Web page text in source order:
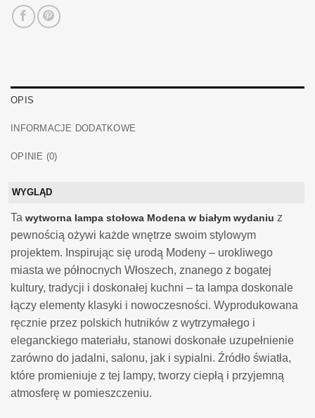
OPIS
INFORMACJE DODATKOWE
OPINIE (0)
WYGLĄD
Ta wytworna lampa stołowa Modena w białym wydaniu z
pewnością ożywi każde wnętrze swoim stylowym
projektem. Inspirując się urodą Modeny – urokliwego
miasta we północnych Włoszech, znanego z bogatej
kultury, tradycji i doskonałej kuchni – ta lampa doskonale
łączy elementy klasyki i nowoczesności. Wyprodukowana
ręcznie przez polskich hutników z wytrzymałego i
eleganckiego materiału, stanowi doskonałe uzupełnienie
zarówno do jadalni, salonu, jak i sypialni. Źródło światła,
które promieniuje z tej lampy, tworzy ciepłą i przyjemną
atmosferę w pomieszczeniu.